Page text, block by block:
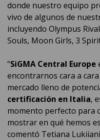
donde nuestro equipo
vivo de algunos de
incluyendo Olympus
Souls, Moon Girls, 3
“SiGMA Central Europe
encontrarnos cara a
mercado lleno de
certificación en Italia,
momento perfecto para
mostrar en qué hemos
comentó Tetiana